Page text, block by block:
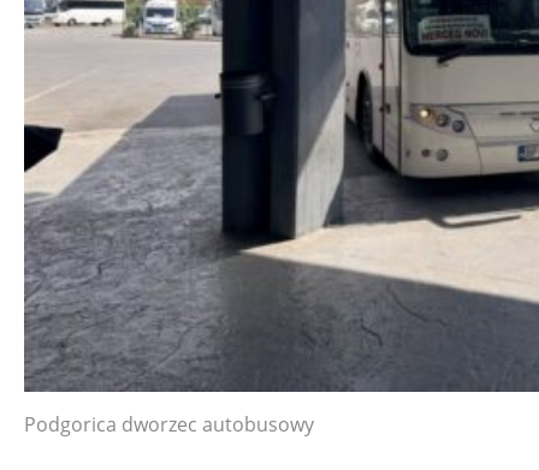
Podgorica dworzec autobusowy